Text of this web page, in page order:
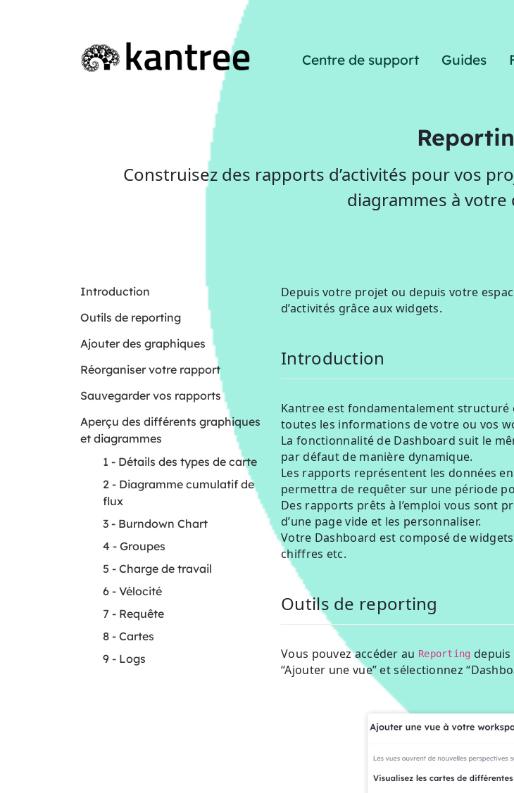
Centre de support Guides
Construisez des rapports d’activités pour vos
diagrammes à
Introduction
Outils de reporting
Ajouter des graphiques
Réorganiser votre rapport
Sauvegarder vos rapports
Aperçu des différents graphiques
et diagrammes
1 - Détails des types de carte
2 - Diagramme cumulatif de
flux
3 - Burndown Chart
4 - Groupes
5 - Charge de travail
6 - Vélocité
7 - Requête
8 - Cartes
9 - Logs
Depuis votre projet ou depuis votre
d’activités grâce aux widgets.
Introduction
Kantree est fondamentalement structuré
toutes les informations de votre ou vos
La fonctionnalité de Dashboard suit le
par défaut de manière dynamique.
Les rapports représentent les données
permettra de requêter sur une période
Des rapports prêts à l’emploi vous sont
d’une page vide et les personnaliser.
Votre Dashboard est composé de
chiffres etc.
Outils de reporting
Vous pouvez accéder au Reporting
“Ajouter une vue” et sélectionnez